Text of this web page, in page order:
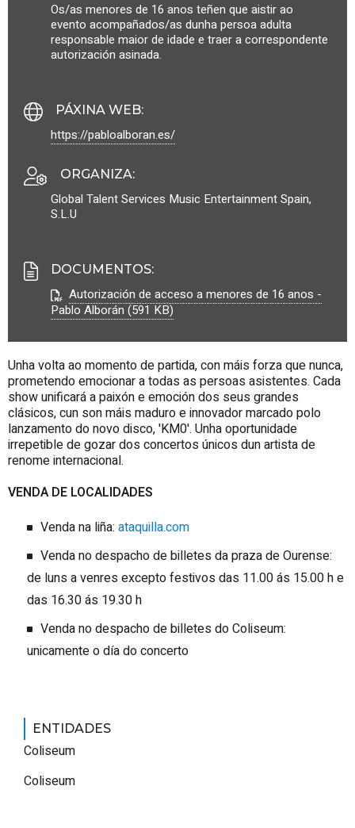
Os/as menores de 16 anos teñen que aistir ao
evento acompañados/as dunha persoa adulta
responsable maior de idade e traer a correspondente
autorización asinada.
PÁXINA WEB:
https://pabloalboran.es/
ORGANIZA:
Global Talent Services Music Entertainment Spain,
S.L.U
DOCUMENTOS:
Autorización de acceso a menores de 16 anos -
Pablo Alborán (591 KB)
Unha volta ao momento de partida, con máis forza que nunca,
prometendo emocionar a todas as persoas asistentes. Cada
show unificará a paixón e emoción dos seus grandes
clásicos, cun son máis maduro e innovador marcado polo
lanzamento do novo disco, 'KM0'. Unha oportunidade
irrepetible de gozar dos concertos únicos dun artista de
renome internacional.
VENDA DE LOCALIDADES
Venda na liña: ataquilla.com
Venda no despacho de billetes da praza de Ourense:
de luns a venres excepto festivos das 11.00 ás 15.00 h e
das 16.30 ás 19.30 h
Venda no despacho de billetes do Coliseum:
unicamente o día do concerto
ENTIDADES
Coliseum
Coliseum